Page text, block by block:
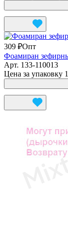
309 ₽Опт
Фоамиран
Арт. 133-110013
Цена за упаковку